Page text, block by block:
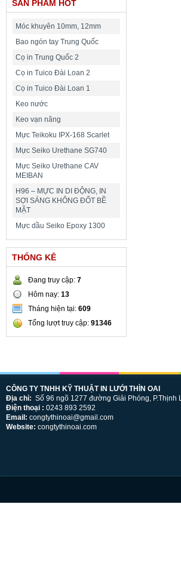
SẢN PHẨM HOT
Móc khuyên 10mm, 12mm
Bao ngón tay Trung Quốc
Cọ in Trung Quốc 2
Cọ in Tuico Đài Loan 2
Cọ in Tuico Đài Loan 1
Keo nước
Keo vạn năng
Mực Teikoku IPX-168 Scarlet
Mực Seiko Urethane SG740
Mực Seiko Urethane CAV
MEIBAN
H96 – MỰC IN DI ĐỘNG, IN
SỢI SÁNG KHÔNG ĐỐT BỀ
MẶT
Mực dầu Seiko Epoxy 1300
THỐNG KÊ
Đang truy cập: 7
Hôm nay: 13
Tháng hiện tại: 609
Tổng lượt truy cập: 91346
CÔNG TY TNHH KỸ THUẬT IN LƯỚI THÌN OAI
Địa chỉ: Số 96 ngõ 1277 đường Giải Phóng, P.Thịnh
Điện thoại : 0243 893 2592
Email: congtythinoai@gmail.com
Website: congtythinoai.com